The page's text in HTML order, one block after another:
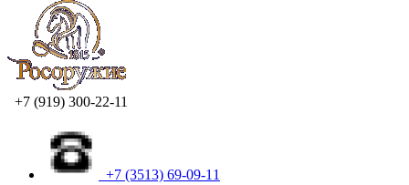
+7 (919) 300-22-11
+7 (3513) 69-09-11